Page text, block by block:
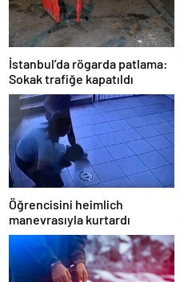
İstanbul’da rögarda patlama:
Sokak trafiğe kapatıldı
Öğrencisini heimlich
manevrasıyla kurtardı